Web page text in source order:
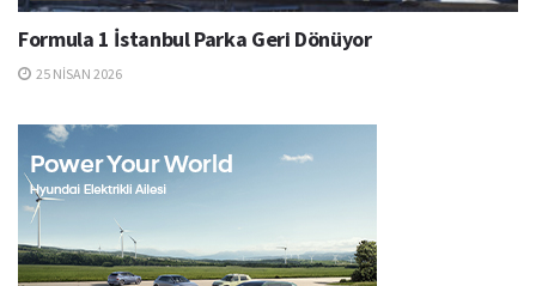
Formula 1 İstanbul Parka Geri Dönüyor
25 NISAN 2026